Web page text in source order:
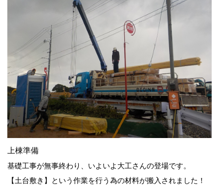
上棟準備
基礎工事が無事終わり、いよいよ大工さんの登場です。
【土台敷き】という作業を行う為の材料が搬入されました！